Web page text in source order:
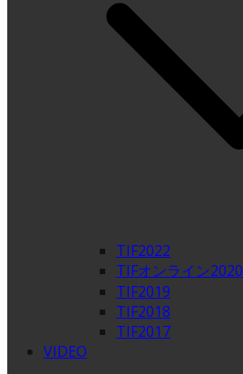
TIF2022
TIFオンライン2020
TIF2019
TIF2018
TIF2017
VIDEO